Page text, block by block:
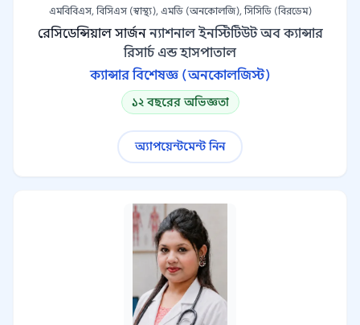
এমবিবিএস, বিসিএস (স্বাস্থ্য), এমডি (অনকোলজি), সিসিডি (বিরডেম)
রেসিডেন্সিয়াল সার্জন ন্যাশনাল ইনস্টিটিউট অব ক্যান্সার
রিসার্চ এন্ড হাসপাতাল
ক্যান্সার বিশেষজ্ঞ (অনকোলজিস্ট)
১২ বছরের অভিজ্ঞতা
অ্যাপয়েন্টমেন্ট নিন